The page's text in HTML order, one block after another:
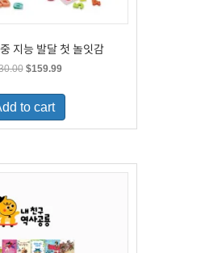
지능 발달 첫 놀잇감
Original
was:
$230.00.
$159.99Current
is:
to cart